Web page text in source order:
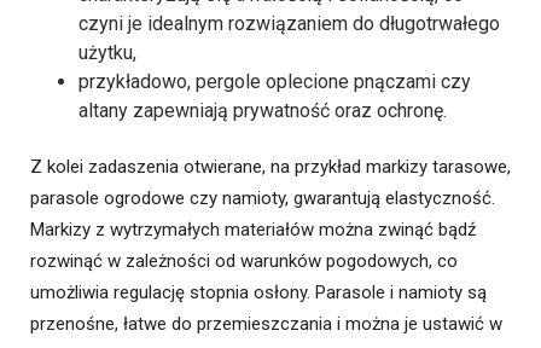
czyni je idealnym rozwiązaniem do długotrwałego
użytku,
przykładowo, pergole oplecione pnączami czy
altany zapewniają prywatność oraz ochronę.
Z kolei zadaszenia otwierane, na przykład markizy tarasowe,
parasole ogrodowe czy namioty, gwarantują elastyczność.
Markizy z wytrzymałych materiałów można zwinąć bądź
rozwinąć w zależności od warunków pogodowych, co
umożliwia regulację stopnia osłony. Parasole i namioty są
przenośne, łatwe do przemieszczania i można je ustawić w